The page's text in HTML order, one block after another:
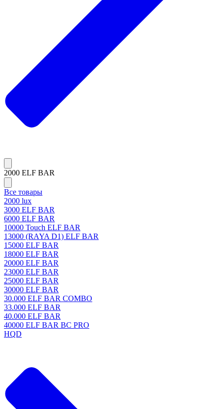
2000 ELF BAR
Все товары
2000 lux
3000 ELF BAR
6000 ELF BAR
10000 Touch ELF BAR
13000 (RAYA D1) ELF BAR
15000 ELF BAR
18000 ELF BAR
20000 ELF BAR
23000 ELF BAR
25000 ELF BAR
30000 ELF BAR
30.000 ELF BAR COMBO
33.000 ELF BAR
40.000 ELF BAR
40000 ELF BAR BC PRO
HQD